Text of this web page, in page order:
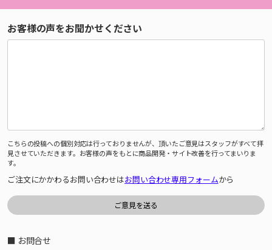
お客様の声をお聞かせください
こちらの投稿への個別対応は行っておりませんが、頂いたご意見はスタッフがすべて拝
見させていただきます。お客様の声をもとに商品開発・サイト改善を行ってまいりま
す。
ご注文にかかわるお問い合わせはお問い合わせ専用フォームから
■ お問合せ